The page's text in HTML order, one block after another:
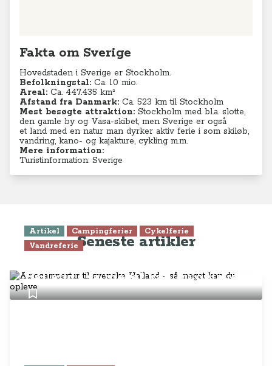
Fakta om Sverige
Hovedstaden i Sverige er Stockholm.
Befolkningstal: Ca. 10 mio.
Areal: Ca. 447.435 km²
Afstand fra Danmark: Ca. 523 km til Stockholm
Mest besøgte attraktion: Stockholm med bl.a. slotte,
den gamle by og Vasa-skibet, men Sverige er også
et land med en natur man dyrker aktiv ferie i som skiløb,
vandring, kano- og kajakture, cykling m.m.
Mere information:
Turistinformation: Sverige
Seneste artikler
Artikel Campingferier
Cykelferie
Vandreferie
Halland - så meget kan du opleve